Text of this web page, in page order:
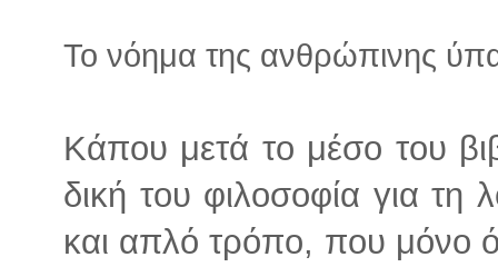
Το νόημα της ανθρώπινης
Kάπoυ μετά το μέσο του
δική τoυ φιλoσoφία για
και απλό τρόπο, που μόνο